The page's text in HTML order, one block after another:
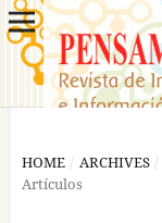
HOME / ARCHIVES /
Artículos